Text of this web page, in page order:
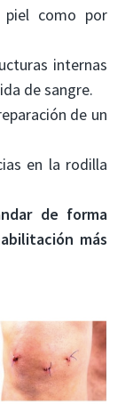
como por
internas
de sangre.
de un
en la rodilla
de forma
más